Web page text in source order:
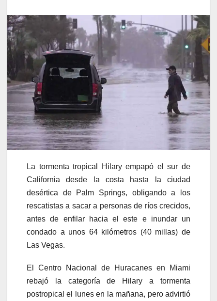
La tormenta tropical Hilary empapó el sur de
California desde la costa hasta la ciudad
desértica de Palm Springs, obligando a los
rescatistas a sacar a personas de ríos crecidos,
antes de enfilar hacia el este e inundar un
condado a unos 64 kilómetros (40 millas) de
Las Vegas.
El Centro Nacional de Huracanes en Miami
rebajó la categoría de Hilary a tormenta
postropical el lunes en la mañana, pero advirtió